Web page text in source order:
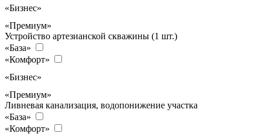
«Бизнес»
«Премиум»
Устройство артезианской скважины (1 шт.)
«База»
«Комфорт»
«Бизнес»
«Премиум»
Ливневая канализация, водопонижение участка
«База»
«Комфорт»